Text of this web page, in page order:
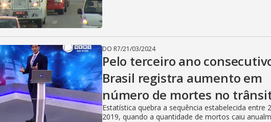
DO R7/21/03/2024
Pelo terceiro ano
Brasil registra aumento em
número de mortes no
Estatística quebra a sequência estabelecida entre
2019, quando a quantidade de mortos caiu